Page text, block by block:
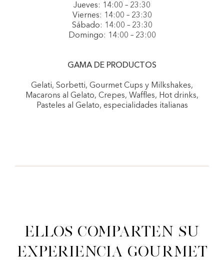
Jueves: 14:00 – 23:30
Viernes: 14:00 – 23:30
Sábado: 14:00 – 23:30
Domingo: 14:00 – 23:00
GAMA DE PRODUCTOS
Gelati, Sorbetti, Gourmet Cups y Milkshakes,
Macarons al Gelato, Crepes, Waffles, Hot drinks,
Pasteles al Gelato, especialidades italianas
Ellos comparten su
experiencia gourmet